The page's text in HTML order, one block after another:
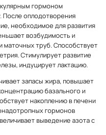
гормоном
После оплодотворения
необходимое для развития
возбудимость и
маточных труб. Способствует
Стимулирует развитие
индуцирует лактацию.
запасы жира, повышает
базального и
накоплению в печени
гормонов
выведение азота с